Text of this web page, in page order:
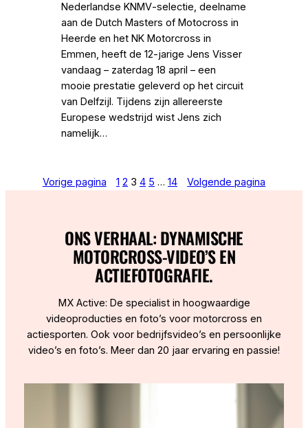
Nederlandse KNMV‑selectie, deelname
aan de Dutch Masters of Motocross in
Heerde en het NK Motorcross in
Emmen, heeft de 12‑jarige Jens Visser
vandaag – zaterdag 18 april – een
mooie prestatie geleverd op het circuit
van Delfzijl. Tijdens zijn allereerste
Europese wedstrijd wist Jens zich
namelijk…
Vorige pagina 1 2 3 4 5 … 14 Volgende pagina
ONS VERHAAL: DYNAMISCHE
MOTORCROSS-VIDEO’S EN
ACTIEFOTOGRAFIE.
MX Active: De specialist in hoogwaardige
videoproducties en foto’s voor motorcross en
actiesporten. Ook voor bedrijfsvideo’s en persoonlijke
video’s en foto’s. Meer dan 20 jaar ervaring en passie!